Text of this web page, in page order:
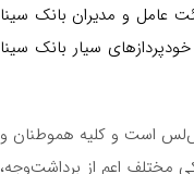
عامل و مدیران بانک سینا
سیار بانک سینا
است و کلیه هموطنان و
مختلف اعم از برداشت‌وجه،